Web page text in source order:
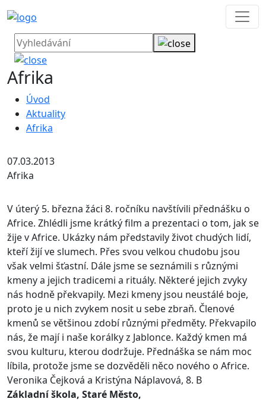
Afrika
Úvod
Aktuality
Afrika
07.03.2013
Afrika
V úterý 5. března žáci 8. ročníku navštívili přednášku o
Africe. Zhlédli jsme krátký film a prezentaci o tom, jak se
žije v Africe. Ukázky nám představily život chudých lidí,
kteří žijí ve slumech. Přes svou velkou chudobu jsou
však velmi šťastní. Dále jsme se seznámili s různými
kmeny a jejich tradicemi a rituály. Některé jejich zvyky
nás hodně překvapily. Mezi kmeny jsou neustálé boje,
proto je u nich zvykem nosit u sebe zbraň. Členové
kmenů se většinou zdobí různými předměty. Překvapilo
nás, že mají i naše korálky z Jablonce. Každý kmen má
svou kulturu, kterou dodržuje. Přednáška se nám moc
líbila, protože jsme se dozvěděli něco nového o Africe.
Veronika Čejková a Kristýna Náplavová, 8. B
Základní škola, Staré Město,